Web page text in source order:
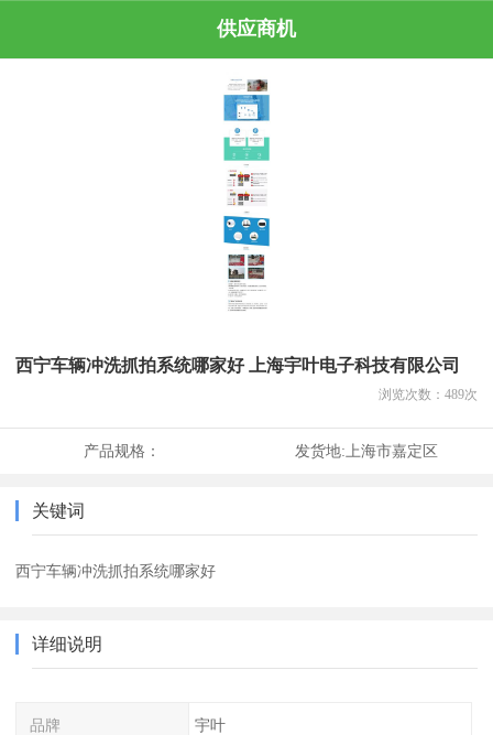
供应商机
西宁车辆冲洗抓拍系统哪家好 上海宇叶电子科技有限公司
浏览次数： 489次
产品规格： 发货地:上海市嘉定区
关键词
西宁车辆冲洗抓拍系统哪家好
详细说明
品牌 宇叶